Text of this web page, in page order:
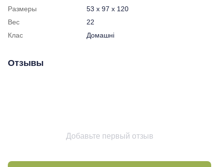
Размеры
53 x 97 x 120
Вес
22
Клас
Домашні
Отзывы
Добавьте первый отзыв